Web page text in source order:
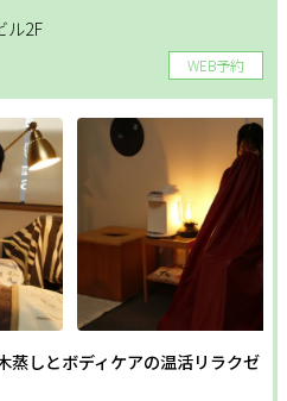
WEB予約
ル2F
蒸しとボディケアの温活リラクゼ